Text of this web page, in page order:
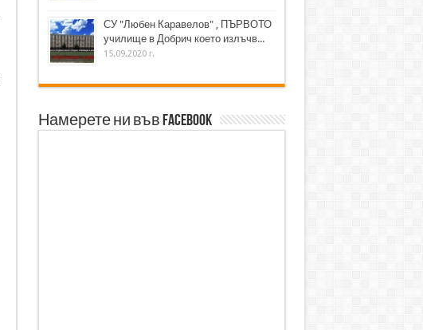
СУ "Любен Каравелов" , ПЪРВОТО
училище в Добрич което излъчв...
15.09.2020 г.
Намерете ни във Facebook